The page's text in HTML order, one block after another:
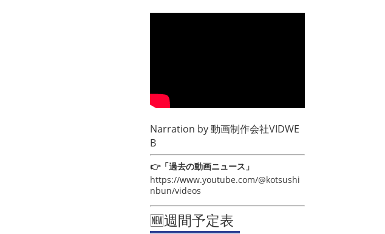
Narration by動画制作会社VIDWE
B
👉「過去の動画ニュース」
https://www.youtube.com/@kotsushi
nbun/videos
🆕週間予定表